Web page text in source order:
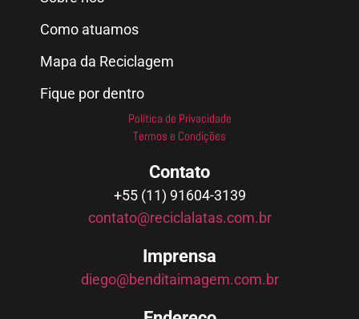
Como atuamos
Mapa da Reciclagem
Fique por dentro
Política de Privacidade
Termos e Condições
Contato
+55 (11) 91604-3139
contato@reciclalatas.com.br
Imprensa
diego@benditaimagem.com.br